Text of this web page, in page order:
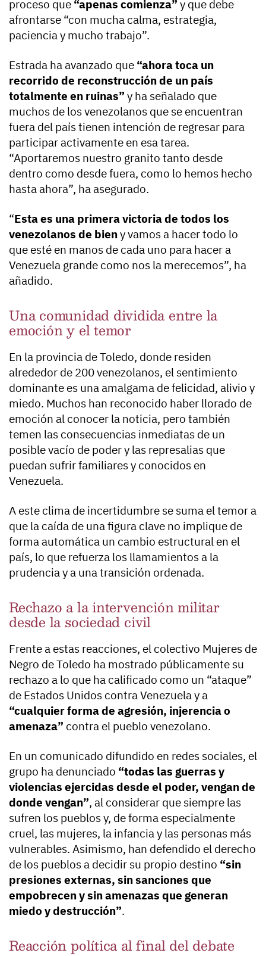
proceso que “apenas comienza” y que debe
afrontarse “con mucha calma, estrategia,
paciencia y mucho trabajo”.
Estrada ha avanzado que “ahora toca un
recorrido de reconstrucción de un país
totalmente en ruinas” y ha señalado que
muchos de los venezolanos que se encuentran
fuera del país tienen intención de regresar para
participar activamente en esa tarea.
“Aportaremos nuestro granito tanto desde
dentro como desde fuera, como lo hemos hecho
hasta ahora”, ha asegurado.
“Esta es una primera victoria de todos los
venezolanos de bieny vamos a hacer todo lo
que esté en manos de cada uno para hacer a
Venezuela grande como nos la merecemos”, ha
añadido.
Una comunidad dividida entre la
emoción y el temor
En la provincia de Toledo, donde residen
alrededor de 200 venezolanos, el sentimiento
dominante es una amalgama de felicidad, alivio y
miedo. Muchos han reconocido haber llorado de
emoción al conocer la noticia, pero también
temen las consecuencias inmediatas de un
posible vacío de poder y las represalias que
puedan sufrir familiares y conocidos en
Venezuela.
A este clima de incertidumbre se suma el temor a
que la caída de una figura clave no implique de
forma automática un cambio estructural en el
país, lo que refuerza los llamamientos a la
prudencia y a una transición ordenada.
Rechazo a la intervención militar
desde la sociedad civil
Frente a estas reacciones, el colectivo Mujeres de
Negro de Toledo ha mostrado públicamente su
rechazo a lo que ha calificado como un “ataque”
de Estados Unidos contra Venezuela y a
“cualquier forma de agresión, injerencia o
amenaza” contra el pueblo venezolano.
En un comunicado difundido en redes sociales, el
grupo ha denunciado “todas las guerras y
violencias ejercidas desde el poder, vengan de
donde vengan”, al considerar que siempre las
sufren los pueblos y, de forma especialmente
cruel, las mujeres, la infancia y las personas más
vulnerables. Asimismo, han defendido el derecho
de los pueblos a decidir su propio destino “sin
presiones externas, sin sanciones que
empobrecen y sin amenazas que generan
miedo y destrucción”.
Reacción política al final del debate